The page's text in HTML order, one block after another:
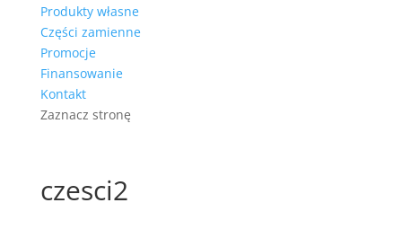
Produkty własne
Części zamienne
Promocje
Finansowanie
Kontakt
Zaznacz stronę
czesci2